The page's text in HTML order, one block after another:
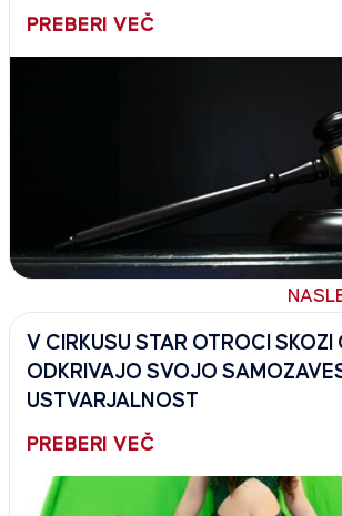
PREBERI VEČ
V CIRKUSU STAR OTROCI SKOZI
ODKRIVAJO SVOJO
USTVARJALNOST
PREBERI VEČ